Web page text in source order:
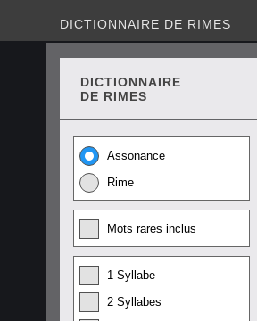
DICTIONNAIRE DE RIMES
DICTIONNAIRE
DE RIMES
Assonance
Rime
Mots rares inclus
1 Syllabe
2 Syllabes